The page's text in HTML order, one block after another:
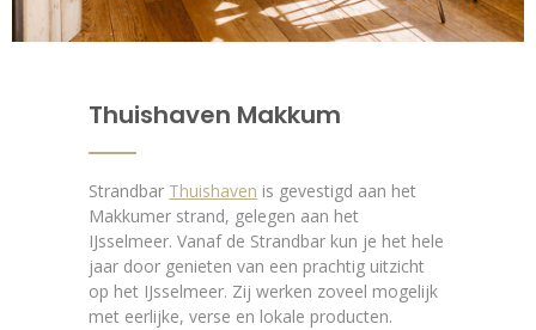
Thuishaven Makkum
Strandbar Thuishaven is gevestigd aan het
Makkumer strand, gelegen aan het
IJsselmeer. Vanaf de Strandbar kun je het hele
jaar door genieten van een prachtig uitzicht
op het IJsselmeer. Zij werken zoveel mogelijk
met eerlijke, verse en lokale producten.